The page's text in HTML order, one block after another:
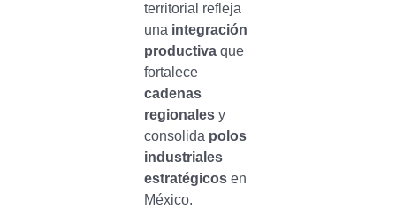
territorial refleja
una integración
productivaque
fortalece
cadenas
regionalesy
consolida polos
industriales
estratégicosen
México.